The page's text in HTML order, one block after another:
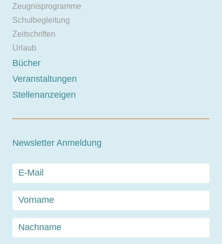
Zeugnisprogramme
Schulbegleitung
Zeitschriften
Urlaub
Bücher
Veranstaltungen
Stellenanzeigen
Newsletter Anmeldung